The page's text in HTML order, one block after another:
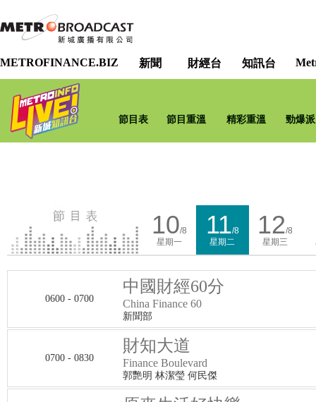
METROFINANCE.BIZ 新聞 財經台 知訊台
節目表 節目重溫 精彩重溫 勁爆
10/8
星期一
11/8
星期二
12/8
星期三
0600 - 0700
中國財經60分
China Finance 60
新聞部
0700 - 0830
財知大道
Finance Boulevard
郭艷明 林潔瑩 何民傑